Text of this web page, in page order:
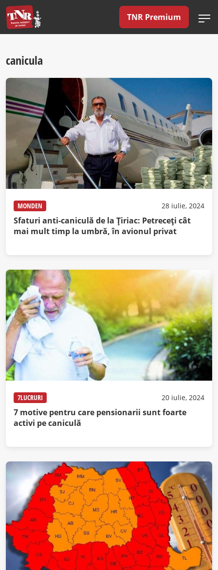
TNR Premium
canicula
MONDEN 28 iulie, 2024
Sfaturi anti-caniculă de la Ţiriac: Petreceţi cât
mai mult timp la umbră, în avionul privat
7LUCRURI 20 iulie, 2024
7 motive pentru care pensionarii sunt foarte
activi pe caniculă